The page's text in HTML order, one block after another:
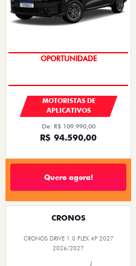
OPORTUNIDADE
MOTORISTAS DE
APLICATIVOS
De: R$ 109.990,00
R$ 94.590,00
Quero agora!
CRONOS
CRONOS DRIVE 1.0 FLEX 4P 2027
2026/2027